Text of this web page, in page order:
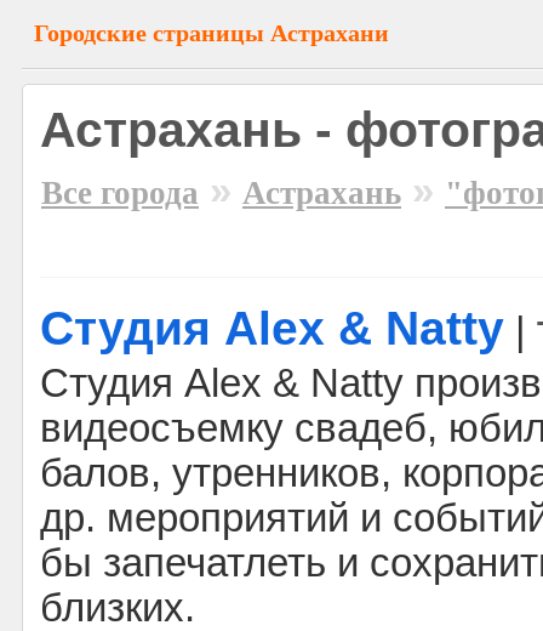
Городские страницы Астрахани
Астрахань -
Все города » Астрахань »
Студия Alex & Natty
Студия Alex & Natty
видеосъемку свадеб,
балов, утренников,
др. мероприятий и
бы запечатлеть и
близких.